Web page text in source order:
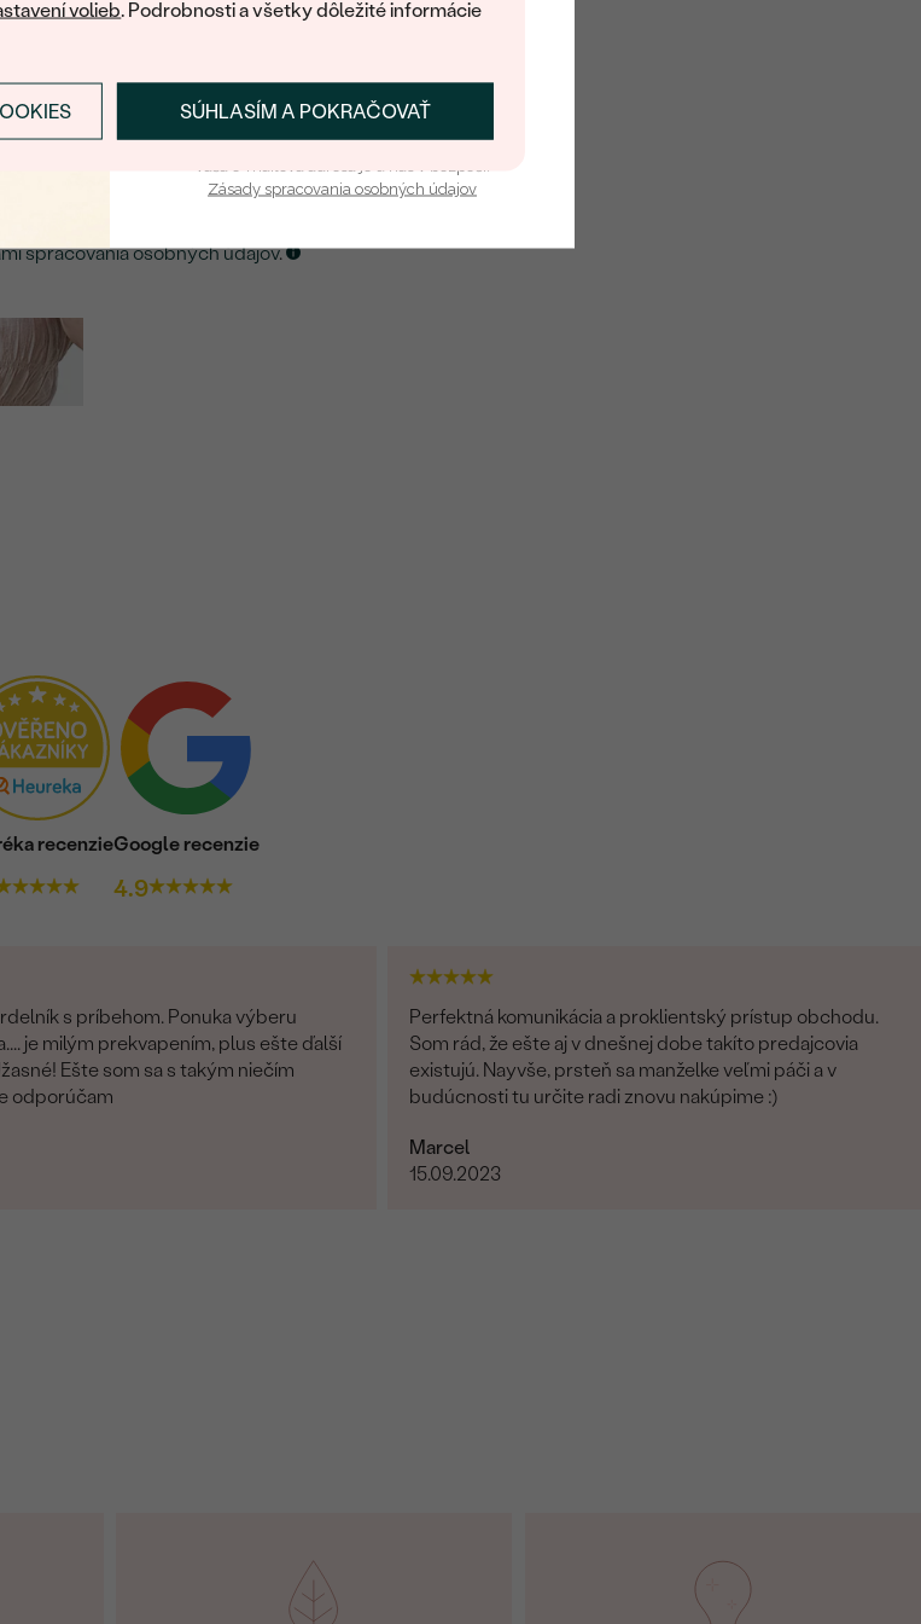
volieb. Podrobnosti a všetky dôležité informácie
SÚHLASÍM A POKRAČOVAŤ
recenzieGoogle recenzie
4.9
s príbehom. Ponuka výberu
je milým prekvapením, plus ešte ďalší
Ešte som sa s takým niečím
odporúčam
Perfektná komunikácia a proklientský prístup obchodu.
Som rád, že ešte aj v dnešnej dobe takíto predajcovia
existujú. Nayvše, prsteň sa manželke veľmi páči a v
budúcnosti tu určite radi znovu nakúpime :)
Marcel
15.09.2023
UPOZORNENIE NA TENTO
spracovania osobných údajov.
Prihlásiť sa a získať zľavu
Zásady spracovania osobných údajov